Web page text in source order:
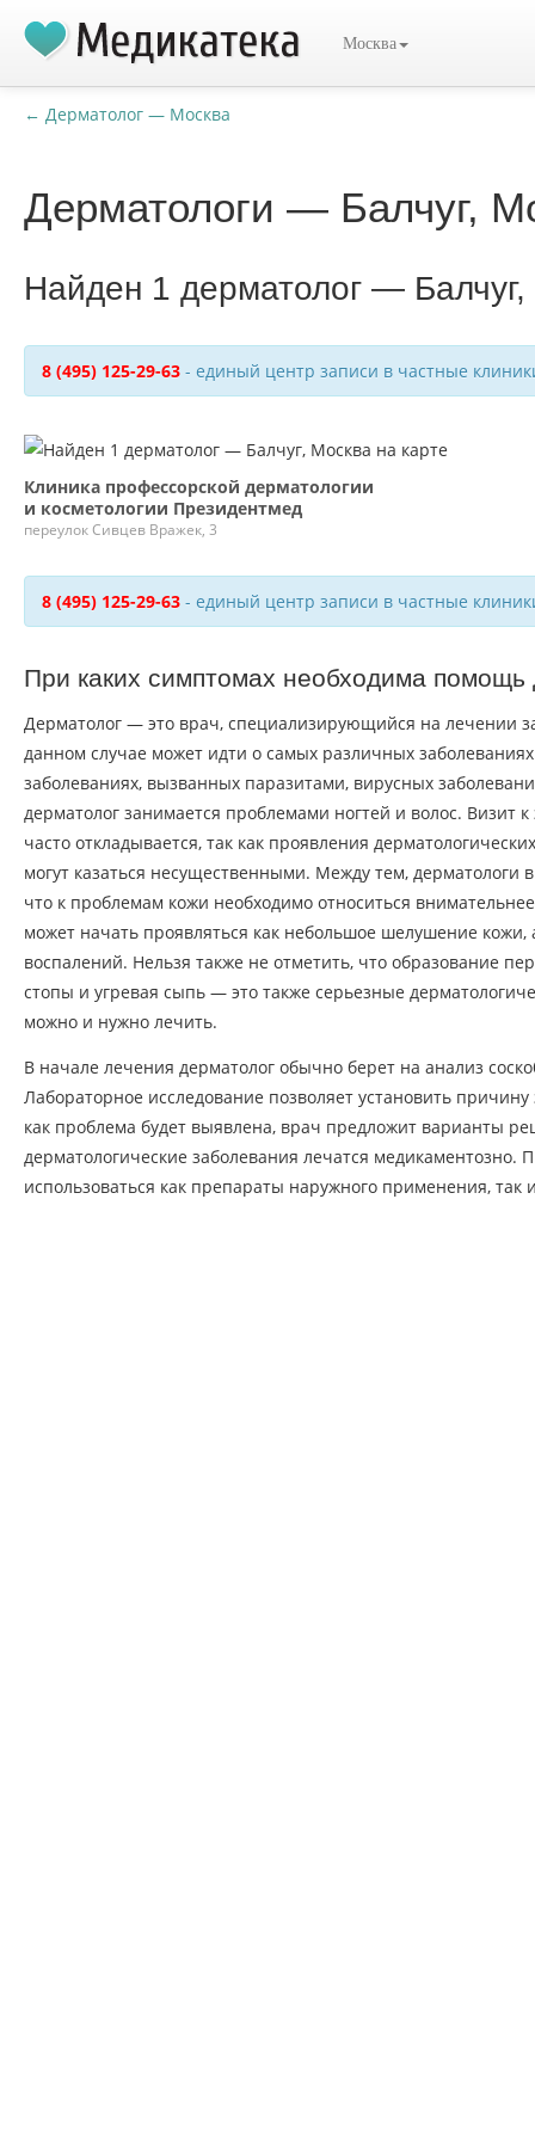
Москва
← Дерматолог — Москва
Дерматологи — Балчуг,
Найден 1 дерматолог —
8 (495) 125-29-63 - единый центр записи в частные
Клиника профессорской дерматологии
и косметологии Президентмед
переулок Сивцев Вражек, 3
8 (495) 125-29-63 - единый центр записи в частные
При каких симптомах необходима помощь
Дерматолог — это врач, специализирующийся на лечении
данном случае может идти о самых различных
заболеваниях, вызванных паразитами, вирусных
дерматолог занимается проблемами ногтей и волос. Визит
часто откладывается, так как проявления
могут казаться несущественными. Между тем, дерматологи
что к проблемам кожи необходимо относиться
может начать проявляться как небольшое шелушение
воспалений. Нельзя также не отметить, что образование
стопы и угревая сыпь — это также серьезные
можно и нужно лечить.
В начале лечения дерматолог обычно берет на анализ
Лабораторное исследование позволяет установить причину
как проблема будет выявлена, врач предложит варианты
дерматологические заболевания лечатся медикаментозно.
использоваться как препараты наружного применения, так